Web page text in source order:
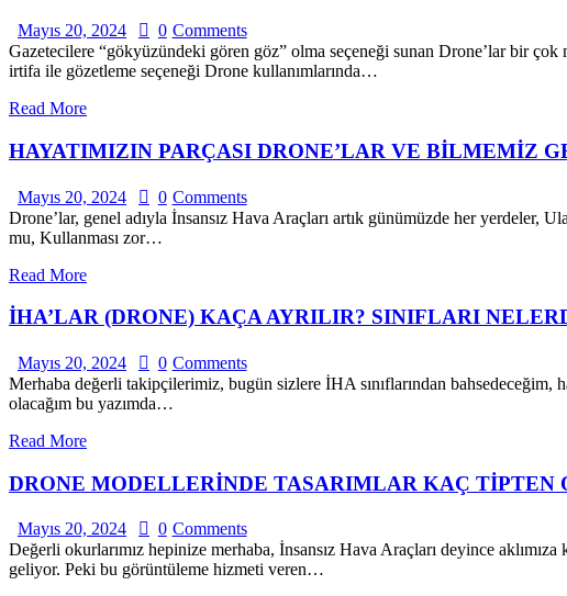
Mayıs 20, 2024 0 Comments
Gazetecilere “gökyüzündeki gören göz” olma seçeneği sunan Drone’lar bir
irtifa ile gözetleme seçeneği Drone kullanımlarında…
Read More
HAYATIMIZIN PARÇASI DRONE’LAR VE BİLMEMİZ
Mayıs 20, 2024 0 Comments
Drone’lar, genel adıyla İnsansız Hava Araçları artık günümüzde her yerdeler,
mu, Kullanması zor…
Read More
İHA’LAR (DRONE) KAÇA AYRILIR? SINIFLARI
Mayıs 20, 2024 0 Comments
Merhaba değerli takipçilerimiz, bugün sizlere İHA sınıflarından bahsedeceğim,
olacağım bu yazımda…
Read More
DRONE MODELLERİNDE TASARIMLAR KAÇ TİPTEN
Mayıs 20, 2024 0 Comments
Değerli okurlarımız hepinize merhaba, İnsansız Hava Araçları deyince
geliyor. Peki bu görüntüleme hizmeti veren…